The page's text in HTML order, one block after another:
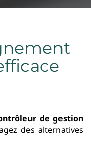
de gestion
des alternatives